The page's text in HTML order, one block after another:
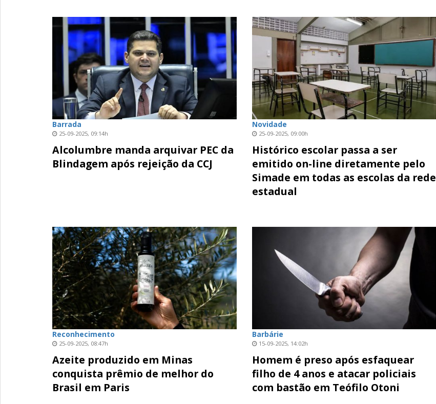
Barrada
25-09-2025, 09:14h
Alcolumbre manda arquivar PEC da
Blindagem após rejeição da CCJ
Novidade
25-09-2025, 09:00h
Histórico escolar passa a ser
emitido on-line diretamente pelo
Simade em todas as escolas da rede
estadual
Reconhecimento
25-09-2025, 08:47h
Azeite produzido em Minas
conquista prêmio de melhor do
Brasil em Paris
Barbárie
15-09-2025, 14:02h
Homem é preso após esfaquear
filho de 4 anos e atacar policiais
com bastão em Teófilo Otoni